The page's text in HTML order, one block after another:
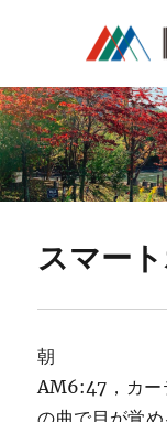
スマー
朝
AM6:47，カー